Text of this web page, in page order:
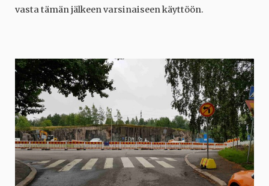
vasta tämän jälkeen varsinaiseen käyttöön.